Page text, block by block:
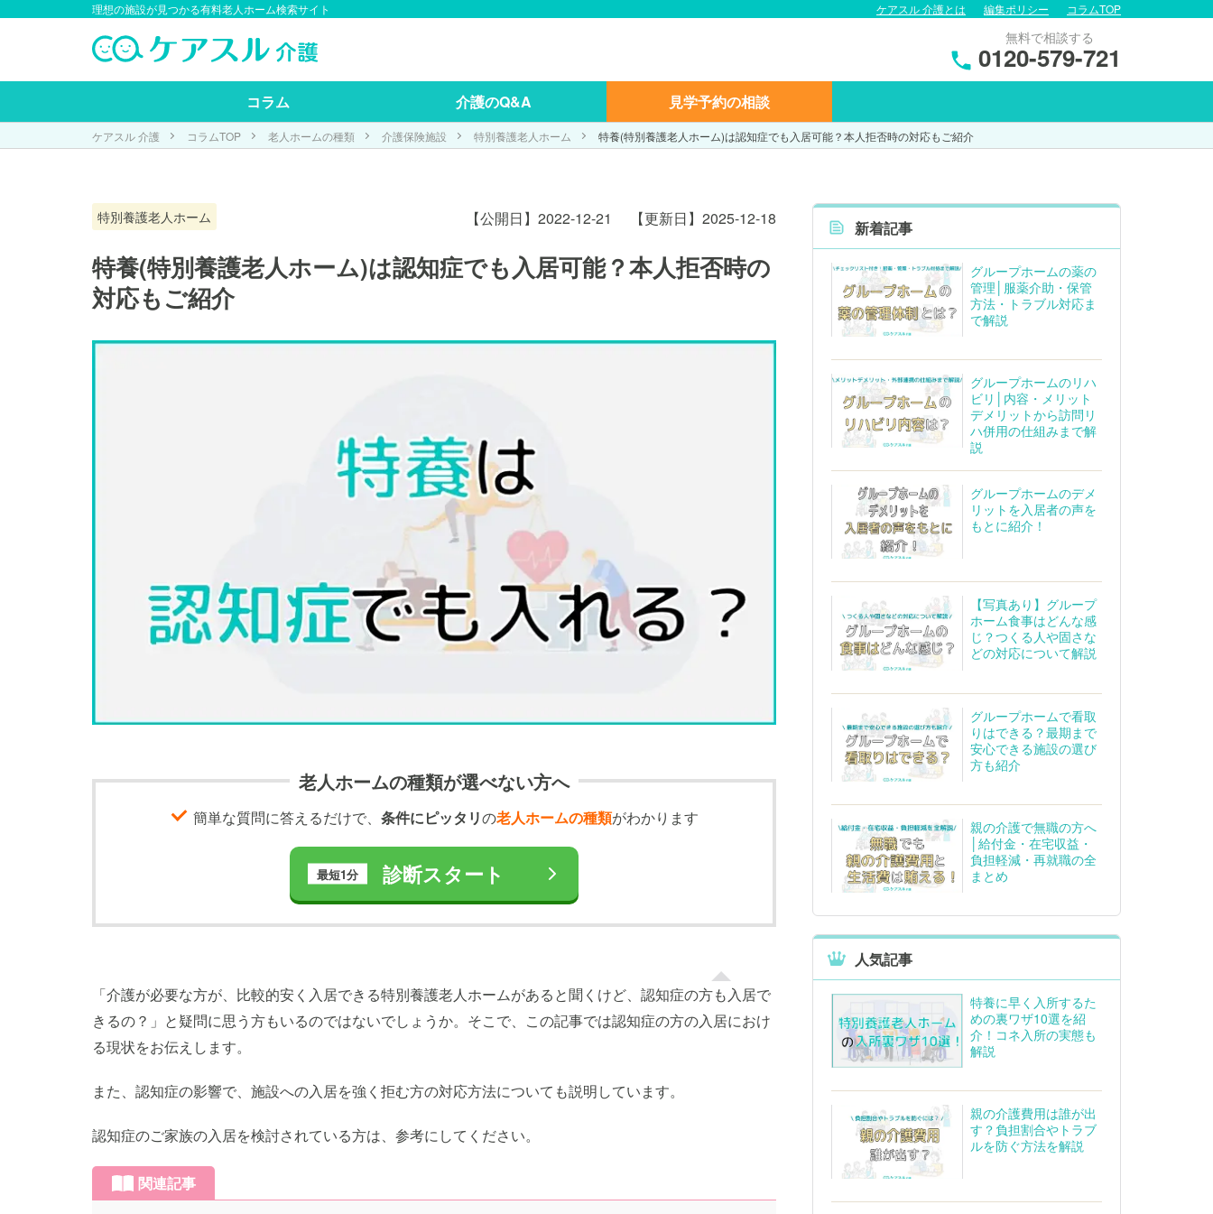
理想の施設が見つかる有料老人ホーム検索サイト ケアスル 介護とは 編集ポリシー コラムTOP
無料で相談する
0120-579-721
コラム 介護のQ&A 見学予約の相談
ケアスル 介護 コラムTOP 老人ホームの種類 介護保険施設 特別養護老人ホーム 特養(特別養護老人ホーム)は認知症でも入居可能？本人拒否時の対応もご紹介
特別養護老人ホーム 【公開日】2022-12-21 【更新日】2025-12-18
特養(特別養護老人ホーム)は認知症でも入居可能？本人拒否時の
対応もご紹介
老人ホームの種類が選べない方へ
簡単な質問に答えるだけで、 条件にピッタリの老人ホームの種類がわかります
最短1分 診断スタート
「介護が必要な方が、比較的安く入居できる特別養護老人ホームがあると聞くけど、認知症の方も入居で
きるの？」と疑問に思う方もいるのではないでしょうか。そこで、この記事では認知症の方の入居におけ
る現状をお伝えします。
また、認知症の影響で、施設への入居を強く拒む方の対応方法についても説明しています。
認知症のご家族の入居を検討されている方は、参考にしてください。
関連記事
新着記事
グループホームの薬の
管理│服薬介助・保管
方法・トラブル対応ま
で解説
グループホームのリハ
ビリ│内容・メリット
デメリットから訪問リ
ハ併用の仕組みまで解
説
グループホームのデメ
リットを入居者の声を
もとに紹介！
【写真あり】グループ
ホーム食事はどんな感
じ？つくる人や固さな
どの対応について解説
グループホームで看取
りはできる？最期まで
安心できる施設の選び
方も紹介
親の介護で無職の方へ
│給付金・在宅収益・
負担軽減・再就職の全
まとめ
人気記事
特養に早く入所するた
めの裏ワザ10選を紹
介！コネ入所の実態も
解説
親の介護費用は誰が出
す？負担割合やトラブ
ルを防ぐ方法を解説